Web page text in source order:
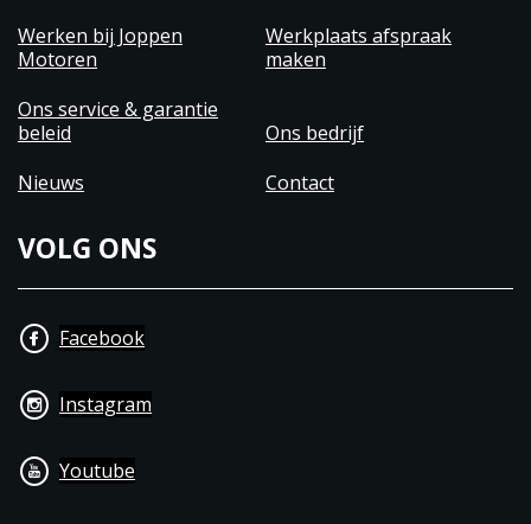
Werken bij Joppen
Motoren
Werkplaats afspraak
maken
Ons service & garantie
beleid
Ons bedrijf
Nieuws
Contact
VOLG ONS
Facebook
Instagram
Youtube